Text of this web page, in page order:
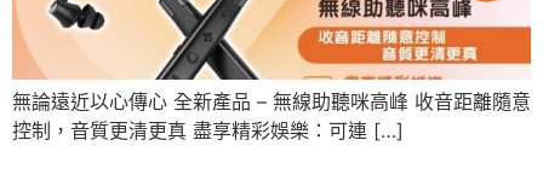
無論遠近以心傳心 全新產品 – 無線助聽咪高峰 收音距離隨意
控制，音質更清更真 盡享精彩娛樂：可連 […]